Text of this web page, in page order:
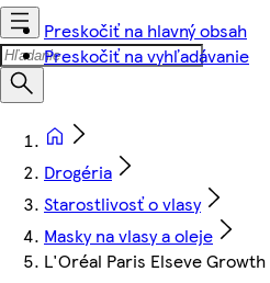
Preskočiť na hlavný obsah
Preskočiť na vyhľadávanie
Drogéria
Starostlivosť o vlasy
Masky na vlasy a oleje
L'Oréal Paris Elseve